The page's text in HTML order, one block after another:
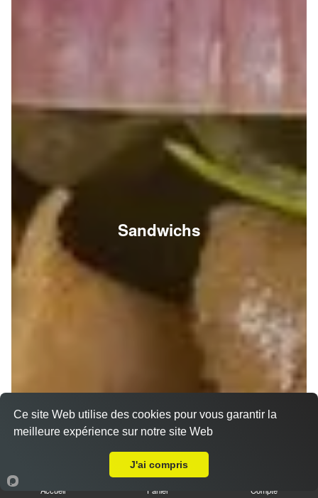
Sandwichs
Accueil Panier Compte
Ce site Web utilise des cookies pour vous garantir la
meilleure expérience sur notre site Web
J'ai compris